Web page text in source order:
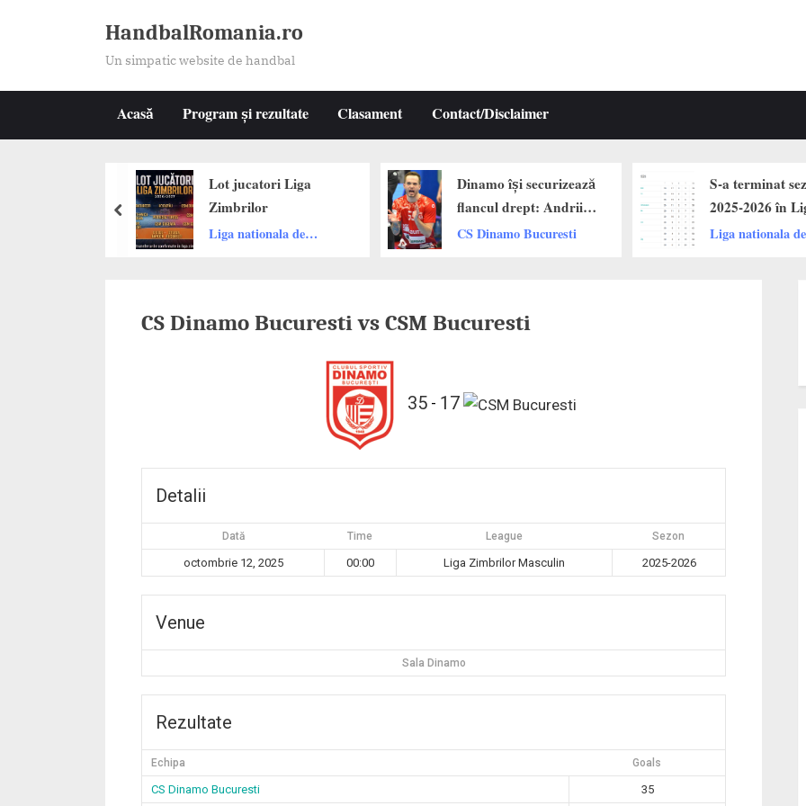
HandbalRomania.ro
Un simpatic website de handbal
Acasă Program și rezultate Clasament Contact/Disclaimer
Lot jucatori Liga
Zimbrilor
Liga nationala de
Dinamo își securizează
flancul drept: Andrii
Akimenko a prelungit
cu campioana
CS Dinamo Bucuresti
S-a terminat sezonul
2025-2026 în Liga
Zimbrilor. Dinamo,
Liga nationala de handbal
prev
CS Dinamo Bucuresti vs CSM Bucuresti
35 - 17
Detalii
Dată Time League Sezon
octombrie 12, 2025 00:00 Liga Zimbrilor Masculin 2025-2026
Venue
Sala Dinamo
Rezultate
Echipa Goals
CS Dinamo Bucuresti 35